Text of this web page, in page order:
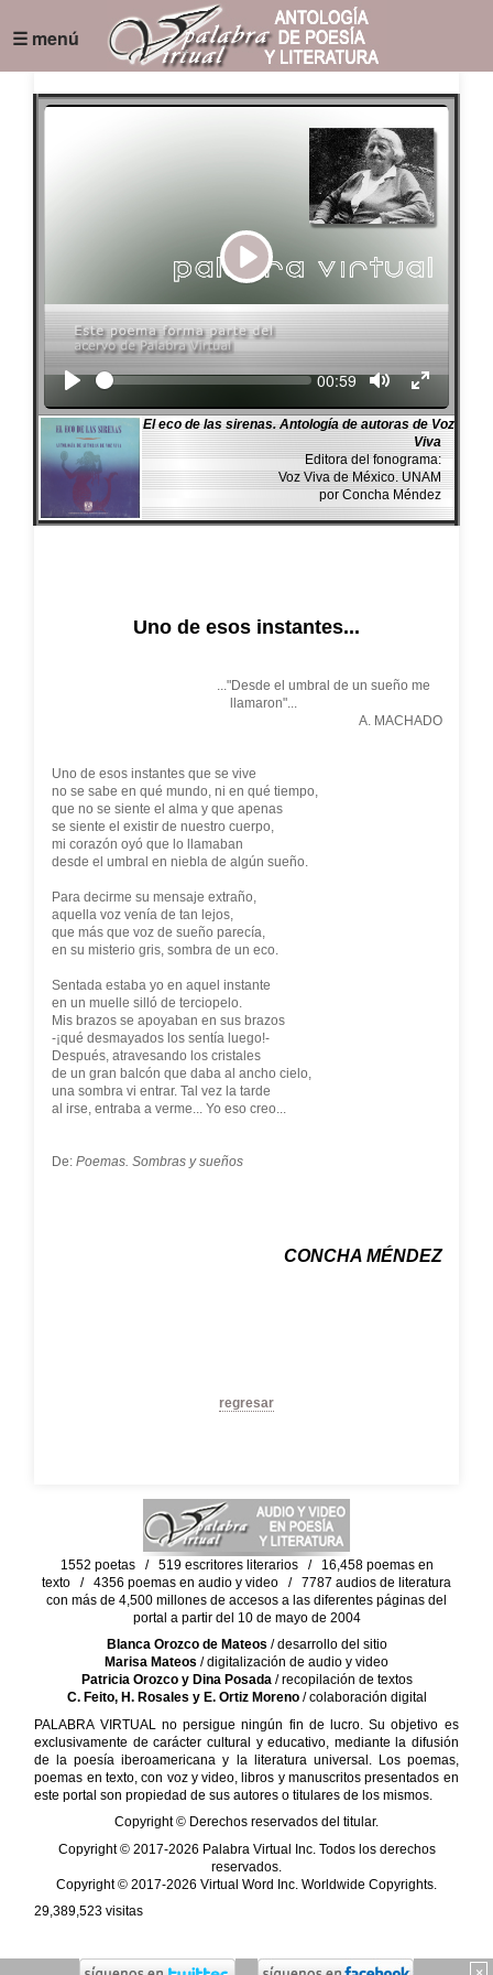
☰ menú
Play
Seek Current
00:59
El eco de las sirenas. Antología de autoras de Voz
Viva
Editora del fonograma:
Voz Viva de México. UNAM
por Concha Méndez
Uno de esos instantes...
..."Desde el umbral de un sueño me
llamaron"...
A. MACHADO
Uno de esos instantes que se vive
no se sabe en qué mundo, ni en qué tiempo,
que no se siente el alma y que apenas
se siente el existir de nuestro cuerpo,
mi corazón oyó que lo llamaban
desde el umbral en niebla de algún sueño.
Para decirme su mensaje extraño,
aquella voz venía de tan lejos,
que más que voz de sueño parecía,
en su misterio gris, sombra de un eco.
Sentada estaba yo en aquel instante
en un muelle silló de terciopelo.
Mis brazos se apoyaban en sus brazos
-¡qué desmayados los sentía luego!-
Después, atravesando los cristales
de un gran balcón que daba al ancho cielo,
una sombra vi entrar. Tal vez la tarde
al irse, entraba a verme... Yo eso creo...
De: Poemas. Sombras y sueños
CONCHA MÉNDEZ
regresar
1552 poetas / 519 escritores literarios / 16,458 poemas en
texto / 4356 poemas en audio y video / 7787 audios de literatura
con más de 4,500 millones de accesos a las diferentes páginas del
portal a partir del 10 de mayo de 2004
Blanca Orozco de Mateos / desarrollo del sitio
Marisa Mateos / digitalización de audio y video
Patricia Orozco y Dina Posada/ recopilación de textos
C. Feito, H. Rosales y E. Ortiz Moreno/ colaboración digital
PALABRA VIRTUAL no persigue ningún fin de lucro. Su objetivo es
exclusivamente de carácter cultural y educativo, mediante la difusión
de la poesía iberoamericana y la literatura universal. Los poemas,
poemas en texto, con voz y video, libros y manuscritos presentados en
este portal son propiedad de sus autores o titulares de los mismos.
Copyright © Derechos reservados del titular.
Copyright © 2017-2026 Palabra Virtual Inc. Todos los derechos
reservados.
Copyright © 2017-2026 Virtual Word Inc. Worldwide Copyrights.
29,389,523 visitas